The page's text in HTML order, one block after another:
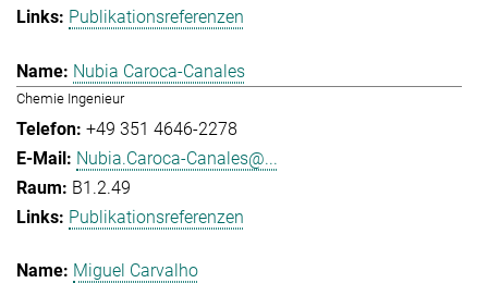
Publikationsreferenzen
Nubia Caroca-Canales
Chemie Ingenieur
+49 351 4646-2278
Nubia.Caroca-Canales@...
B1.2.49
Publikationsreferenzen
Miguel Carvalho